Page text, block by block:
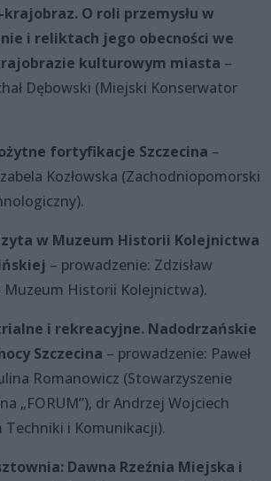
krajobraz. O roli przemysłu w
i reliktach jego obecności we
kulturowym miasta –
Dębowski (Miejski Konserwator
fortyfikacje Szczecina –
Kozłowska (Zachodniopomorski
w Muzeum Historii Kolejnictwa
– prowadzenie: Zdzisław
Muzeum Historii Kolejnictwa).
i rekreacyjne. Nadodrzańskie
Szczecina – prowadzenie: Paweł
Romanowicz (Stowarzyszenie
„FORUM”), dr Andrzej Wojciech
Techniki i Komunikacji).
Dawna Rzeźnia Miejska i